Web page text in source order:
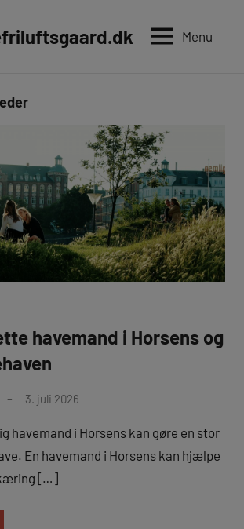
Menu
havemand i Horsens og
3. juli 2026
havemand i Horsens kan gøre en stor
En havemand i Horsens kan hjælpe
[…]